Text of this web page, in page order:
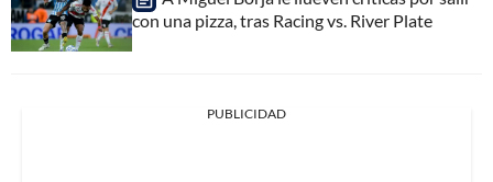
con una pizza, tras Racing vs. River Plate
PUBLICIDAD